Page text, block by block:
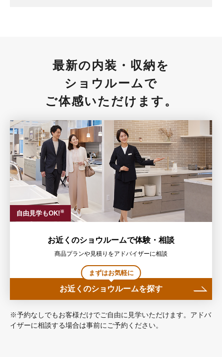
最新の内装・収納を
ショウルームで
ご体感いただけます。
自由見学もOK! ※
お近くのショウルームで体験・相談
商品プランや見積りをアドバイザーに相談
まずはお気軽に
お近くのショウルームを探す
※予約なしでもお客様だけでご自由に見学いただけます。アドバ
イザーに相談する場合は事前にご予約ください。